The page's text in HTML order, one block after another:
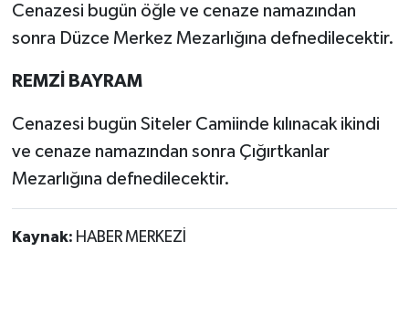
Cenazesi bugün öğle ve cenaze namazından
sonra Düzce Merkez Mezarlığına defnedilecektir.
REMZİ BAYRAM
Cenazesi bugün Siteler Camiinde kılınacak ikindi
ve cenaze namazından sonra Çığırtkanlar
Mezarlığına defnedilecektir.
Kaynak: HABER MERKEZİ